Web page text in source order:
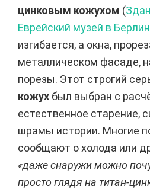
цинковым кожухом (
Еврейский музей в
изгибается, а окна,
металлическом фасаде,
порезы. Этот строгий
кожух был выбран с
естественное старение,
шрамы истории. Многие
сообщают о холода или
«даже снаружи можно
просто глядя на титан-